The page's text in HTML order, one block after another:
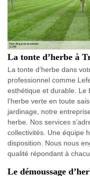
La tonte d’herbe à
La tonte d’herbe dans
professionnel comme
esthétique et durable. Le
l’herbe verte en toute
jardinage, notre
herbe. Nos services
collectivités. Une équipe
disposition. Nous nous
qualité répondant à
Le démoussage